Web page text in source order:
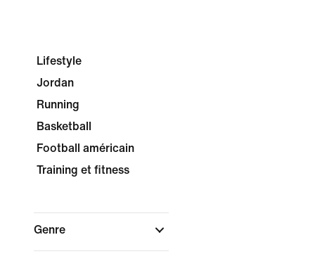
Lifestyle
Jordan
Running
Basketball
Football américain
Training et fitness
Genre